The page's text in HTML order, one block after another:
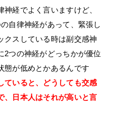
経でよく言いますけど、
自律神経があって、緊張し
クスしている時は副交感神
2つの神経がどっちかが優位
態が低めとかあるんです
ていると、どうしても交感
、日本人はそれが高いと言